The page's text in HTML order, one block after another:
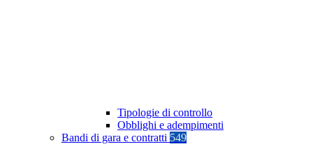
Tipologie di controllo
Obblighi e adempimenti
Bandi di gara e contratti 549